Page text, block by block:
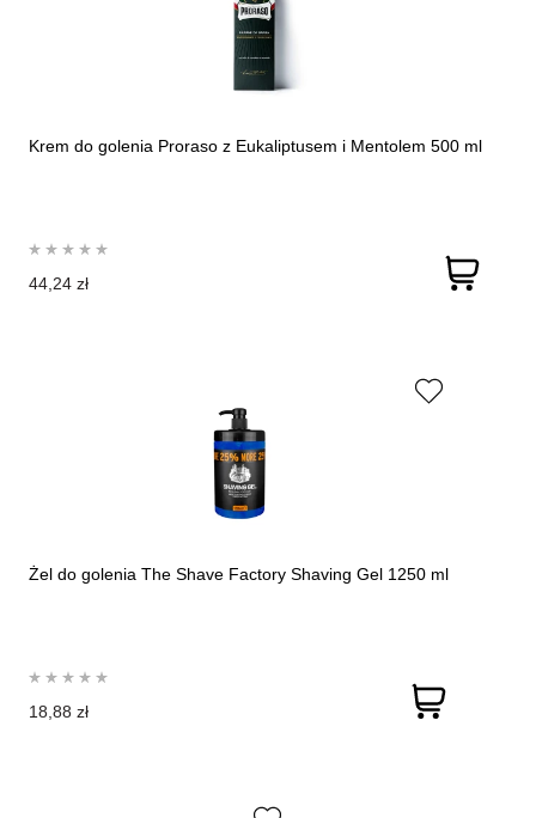
Krem do golenia Proraso z Eukaliptusem i Mentolem 500 ml
44,24 zł
Żel do golenia The Shave Factory Shaving Gel 1250 ml
18,88 zł